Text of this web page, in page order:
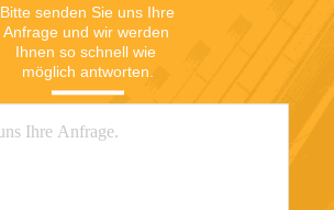
Bitte senden Sie uns Ihre
Anfrage und wir werden
Ihnen so schnell wie
möglich antworten.